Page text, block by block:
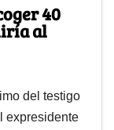
40
al
del testigo
expresidente